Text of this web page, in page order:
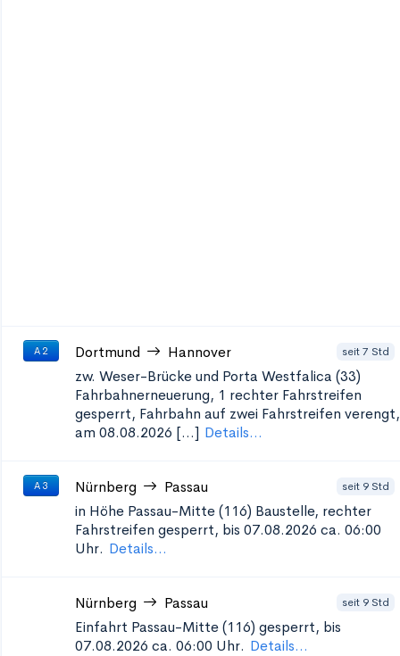
A 2 Dortmund Hannover seit 7 Std
zw. Weser-Brücke und Porta Westfalica (33)
Fahrbahnerneuerung, 1 rechter Fahrstreifen
gesperrt, Fahrbahn auf zwei Fahrstreifen verengt,
am 08.08.2026 [...] Details...
A 3 Nürnberg Passau seit 9 Std
in Höhe Passau-Mitte (116) Baustelle, rechter
Fahrstreifen gesperrt, bis 07.08.2026 ca. 06:00
Uhr. Details...
Nürnberg Passau seit 9 Std
Einfahrt Passau-Mitte (116) gesperrt, bis
07.08.2026 ca. 06:00 Uhr. Details...